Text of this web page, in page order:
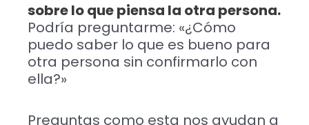
sobre lo que piensa la otra persona.
Podría preguntarme: «¿Cómo
puedo saber lo que es bueno para
otra persona sin confirmarlo con
ella?»
Preguntas como esta nos ayudan a